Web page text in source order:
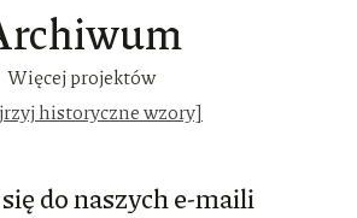
Więcej projektów
historyczne wzory]
do naszych e-maili